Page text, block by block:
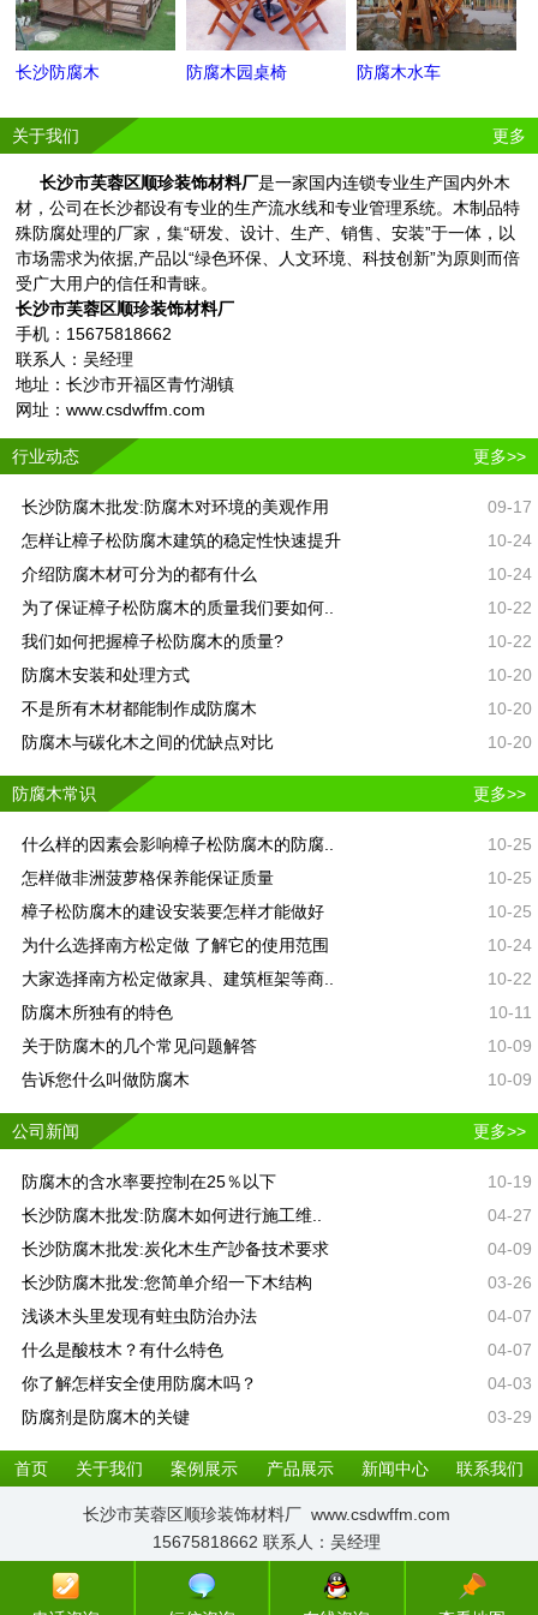
长沙防腐木 防腐木园桌椅 防腐木水车
关于我们 更多
长沙市芙蓉区顺珍装饰材料厂是一家国内连锁专业生产国内外木
材，公司在长沙都设有专业的生产流水线和专业管理系统。木制品特
殊防腐处理的厂家，集“研发、设计、生产、销售、安装”于一体，以
市场需求为依据,产品以“绿色环保、人文环境、科技创新”为原则而倍
受广大用户的信任和青睐。
长沙市芙蓉区顺珍装饰材料厂
手机：15675818662
联系人：吴经理
地址：长沙市开福区青竹湖镇
网址：www.csdwffm.com
行业动态 更多>>
长沙防腐木批发:防腐木对环境的美观作用
09-17
怎样让樟子松防腐木建筑的稳定性快速提升
10-24
介绍防腐木材可分为的都有什么
10-24
为了保证樟子松防腐木的质量我们要如何..
10-22
我们如何把握樟子松防腐木的质量?
10-22
防腐木安装和处理方式
10-20
不是所有木材都能制作成防腐木
10-20
防腐木与碳化木之间的优缺点对比
10-20
防腐木常识 更多>>
什么样的因素会影响樟子松防腐木的防腐..
10-25
怎样做非洲菠萝格保养能保证质量
10-25
樟子松防腐木的建设安装要怎样才能做好
10-25
为什么选择南方松定做 了解它的使用范围
10-24
大家选择南方松定做家具、建筑框架等商..
10-22
防腐木所独有的特色
10-11
关于防腐木的几个常见问题解答
10-09
告诉您什么叫做防腐木
10-09
公司新闻 更多>>
防腐木的含水率要控制在25％以下
10-19
长沙防腐木批发:防腐木如何进行施工维..
04-27
长沙防腐木批发:炭化木生产訬备技术要求
04-09
长沙防腐木批发:您简单介绍一下木结构
03-26
浅谈木头里发现有蛀虫防治办法
04-07
什么是酸枝木？有什么特色
04-07
你了解怎样安全使用防腐木吗？
04-03
防腐剂是防腐木的关键
03-29
首页 关于我们 案例展示 产品展示 新闻中心 联系我们
长沙市芙蓉区顺珍装饰材料厂 www.csdwffm.com
15675818662 联系人：吴经理